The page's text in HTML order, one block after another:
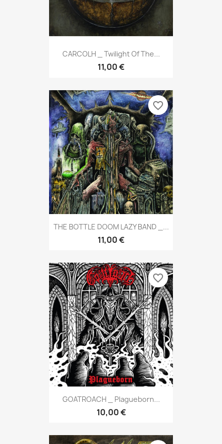
CARCOLH _ Twilight Of The...
11,00 €
THE BOTTLE DOOM LAZY BAND _...
11,00 €
favorite_border
GOATROACH _ Plagueborn...
10,00 €
favorite_border